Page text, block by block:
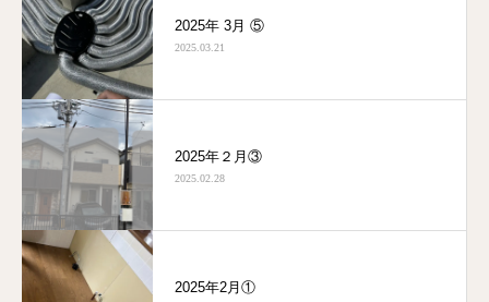
2025年 3月 ⑤
2025.03.21
2025年２月③
2025.02.28
2025年2月①